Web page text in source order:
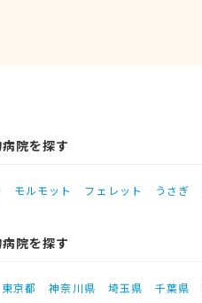
院を探す
モルモット フェレット うさぎ
院を探す
東京都 神奈川県 埼玉県 千葉県